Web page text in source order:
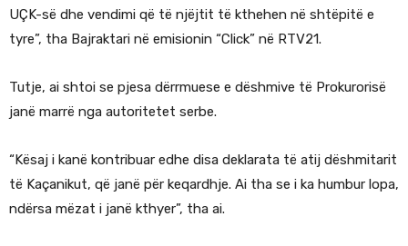
UÇK-së dhe vendimi që të njëjtit të kthehen në shtëpitë e
tyre”, tha Bajraktari në emisionin “Click” në RTV21.
Tutje, ai shtoi se pjesa dërrmuese e dëshmive të Prokurorisë
janë marrë nga autoritetet serbe.
“Kësaj i kanë kontribuar edhe disa deklarata të atij dëshmitarit
të Kaçanikut, që janë për keqardhje. Ai tha se i ka humbur lopa,
ndërsa mëzat i janë kthyer”, tha ai.